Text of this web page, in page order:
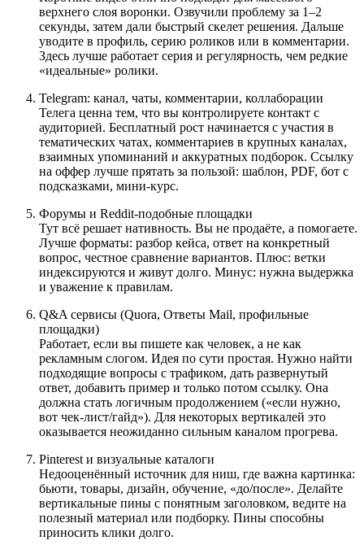
верхнего слоя воронки. Озвучили проблему за 1–2
секунды, затем дали быстрый скелет решения. Дальше
уводите в профиль, серию роликов или в комментарии.
Здесь лучше работает серия и регулярность, чем редкие
«идеальные» ролики.
Telegram: канал, чаты, комментарии, коллаборации
Телега ценна тем, что вы контролируете контакт с
аудиторией. Бесплатный рост начинается с участия в
тематических чатах, комментариев в крупных каналах,
взаимных упоминаний и аккуратных подборок. Ссылку
на оффер лучше прятать за пользой: шаблон, PDF, бот с
подсказками, мини-курс.
Форумы и Reddit-подобные площадки
Тут всё решает нативность. Вы не продаёте, а помогаете.
Лучше форматы: разбор кейса, ответ на конкретный
вопрос, честное сравнение вариантов. Плюс: ветки
индексируются и живут долго. Минус: нужна выдержка
и уважение к правилам.
Q&A сервисы (Quora, Ответы Mail, профильные
площадки)
Работает, если вы пишете как человек, а не как
рекламным слогом. Идея по сути простая. Нужно найти
подходящие вопросы с трафиком, дать развернутый
ответ, добавить пример и только потом ссылку. Она
должна стать логичным продолжением («если нужно,
вот чек-лист/гайд»). Для некоторых вертикалей это
оказывается неожиданно сильным каналом прогрева.
Pinterest и визуальные каталоги
Недооценённый источник для ниш, где важна картинка:
бьюти, товары, дизайн, обучение, «до/после». Делайте
вертикальные пины с понятным заголовком, ведите на
полезный материал или подборку. Пины способны
приносить клики долго.